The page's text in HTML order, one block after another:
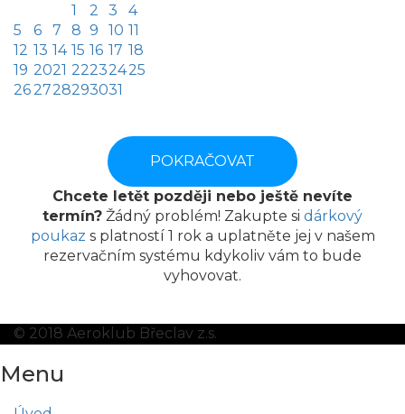
1
2 3
4
5
6 7 8 9 10 11
12 13 14 15 16 17 18
19 2021 22232425
262728293031
POKRAČOVAT
Chcete letět později nebo ještě nevíte
termín? Žádný problém! Zakupte si dárkový
poukaz s platností 1 rok a uplatněte jej v našem
rezervačním systému kdykoliv vám to bude
vyhovovat.
© 2018 Aeroklub Břeclav z.s.
Menu